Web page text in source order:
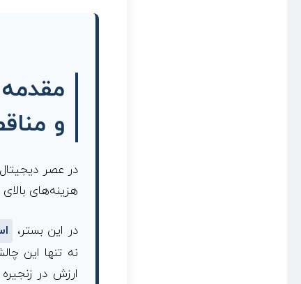
و
در عصر
هزینه‌های
در این بستر،
نه تنها این
ارزش در